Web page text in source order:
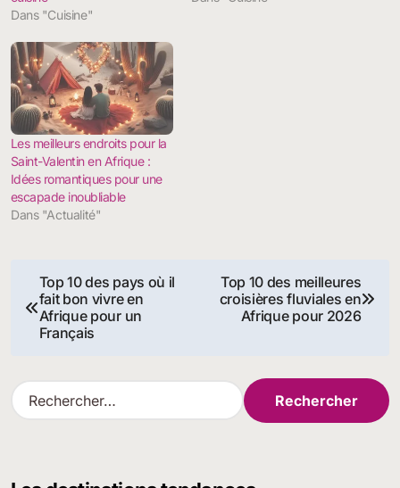
Dans "Cuisine"
Les meilleurs endroits pour la
Saint-Valentin en Afrique :
Idées romantiques pour une
escapade inoubliable
Dans "Actualité"
Navigation
de
Top 10 des pays où il
fait bon vivre en
Afrique pour un
Français
Top 10 des meilleures
croisières fluviales en
Afrique pour 2026
R
e